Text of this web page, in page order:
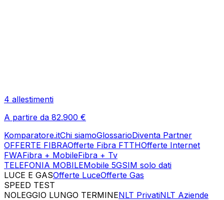
4 allestimenti
A partire da 82.900 €
Komparatore.itChi siamoGlossarioDiventa Partner
OFFERTE FIBRAOfferte Fibra FTTHOfferte Internet
FWAFibra + MobileFibra + Tv
TELEFONIA MOBILEMobile 5GSIM solo dati
LUCE E GASOfferte LuceOfferte Gas
SPEED TEST
NOLEGGIO LUNGO TERMINENLT PrivatiNLT Aziende